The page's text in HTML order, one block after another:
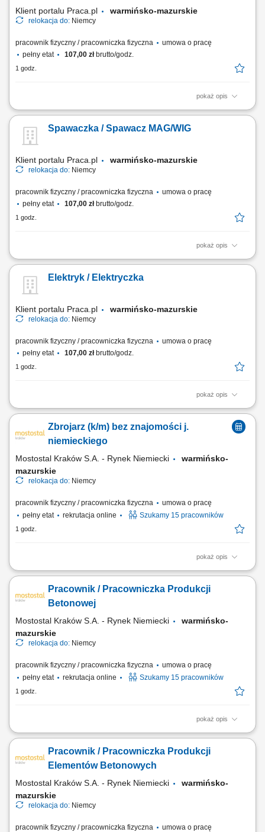
Klient portalu Praca.pl warmińsko-mazurskie
relokacja do: Niemcy
pracownik fizyczny / pracowniczka fizyczna
umowa o pracę
pełny etat
107,00 złbrutto/godz.
1 godz.
pokaż opis
Montaż instalacji rurowych, armatury, odpływów; Instalacja grzejników i
i praca z rysunkiem technicznym;
Spawaczka / Spawacz MAG/WIG
Klient portalu Praca.pl warmińsko-mazurskie
relokacja do: Niemcy
pracownik fizyczny / pracowniczka fizyczna
umowa o pracę
pełny etat
107,00 złbrutto/godz.
1 godz.
pokaż opis
Montaż konstrukcji stalowych; Naprawa maszyn i urządzeń
metodami MAG i/lub WIG; Prace ślusarskie i montażowe zgodnie z
rysunkiem technicznym;
Elektryk / Elektryczka
Klient portalu Praca.pl warmińsko-mazurskie
relokacja do: Niemcy
pracownik fizyczny / pracowniczka fizyczna
umowa o pracę
pełny etat
107,00 złbrutto/godz.
1 godz.
pokaż opis
montaż instalacji elektrycznych w budynkach mieszkalnych i
wykonywanie połączeń elektrycznych i tras kablowych; montaż i
okablowanie szaf sterowniczych; prace z zakresu elektryki
Zbrojarz (k/m) bez znajomości j.
niemieckiego
Mostostal Kraków S.A. - Rynek Niemiecki
warmińsko-
mazurskie
relokacja do: Niemcy
pracownik fizyczny / pracowniczka fizyczna
umowa o pracę
pełny etat
rekrutacja online Szukamy 15 pracowników
1 godz.
pokaż opis
Zakres obowiązków Wiązanie zbrojenia cęgami;
Pracownik / Pracowniczka Produkcji
Betonowej
Mostostal Kraków S.A. - Rynek Niemiecki
warmińsko-
mazurskie
relokacja do: Niemcy
pracownik fizyczny / pracowniczka fizyczna
umowa o pracę
pełny etat
rekrutacja online Szukamy 15 pracowników
1 godz.
pokaż opis
Opis stanowiska: Wykonywanie prac zbrojarskich przy produkcji
użyciu cęgów zbrojarskich. Odczytywanie dokumentacji technicznej i
przygotowywanie elementów do dalszej produkcji. Utrzymywanie
Pracownik / Pracowniczka Produkcji
Elementów Betonowych
Mostostal Kraków S.A. - Rynek Niemiecki
warmińsko-
mazurskie
relokacja do: Niemcy
pracownik fizyczny / pracowniczka fizyczna
umowa o pracę